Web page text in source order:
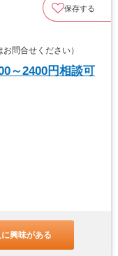
保存する
問合せください）
～2400円相談可
興味がある